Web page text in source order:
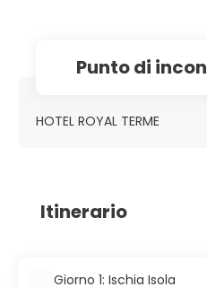
Punto di
HOTEL ROYAL TERME
Itinerario
Giorno 1: Ischia Isola